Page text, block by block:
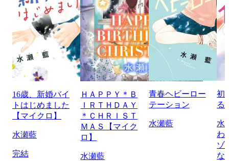
16歳、新婚バイ
トはじめました
【マイクロ】
水瀬藍
完結
ＨＡＰＰＹ＊Ｂ
ＩＲＴＨＤＡＹ
＊ＣＨＲＩＳＴ
ＭＡＳ【マイク
ロ】
水瀬藍
青春ヘビーロー
テーション
水瀬藍
初
る
水
わ
ゾ
な